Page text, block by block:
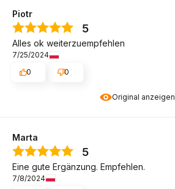
Original anzeigen
Piotr
5
Alles ok weiterzuempfehlen
7/25/2024
0
0
Marta
5
Eine gute Ergänzung. Empfehlen.
7/8/2024